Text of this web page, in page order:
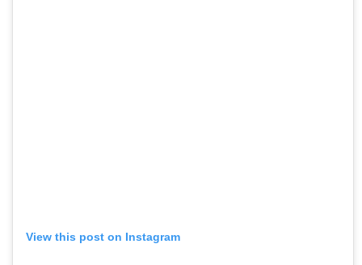
View this post on Instagram